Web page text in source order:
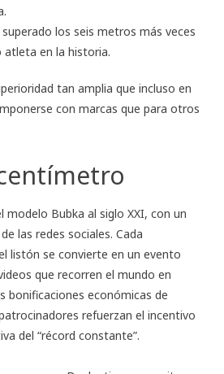
superado los seis metros más veces
atleta en la historia.
tan amplia que incluso en
con marcas que para otros
modelo Bubka al siglo XXI, con un
las redes sociales. Cada
listón se convierte en un evento
que recorren el mundo en
bonificaciones económicas de
refuerzan el incentivo
del “récord constante”.